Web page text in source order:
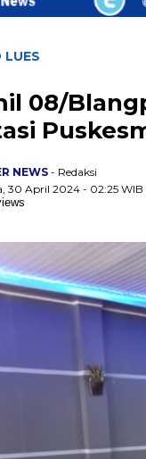
LUES
08/
NEWS- Redaksi
30 April 2024 - 02:25 WIB